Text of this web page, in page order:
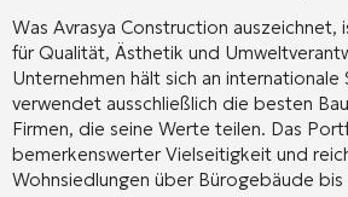
Was Avrasya Construction auszeichnet,
für Qualität, Ästhetik und
Unternehmen hält sich an internationale
verwendet ausschließlich die besten
Firmen, die seine Werte teilen. Das
bemerkenswerter Vielseitigkeit und
Wohnsiedlungen über Bürogebäude